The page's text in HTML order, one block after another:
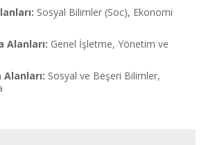
Sosyal Bilimler (Soc), Ekonomi
Alanları: Genel İşletme, Yönetim ve
Sosyal ve Beşeri Bilimler,